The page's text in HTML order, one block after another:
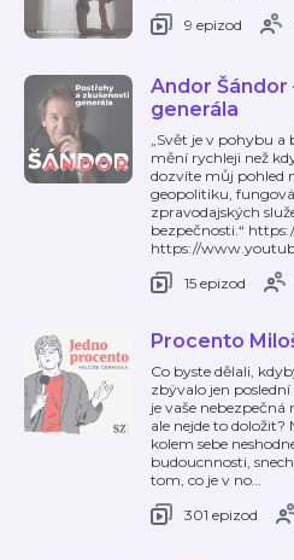
9 epizod
Andor Šándor
generála
„Svět je v pohybu a
mění rychleji než
dozvíte můj pohled
geopolitiku,
zpravodajských
bezpečnosti.“
https://
15 epizod
Procento
Co byste dělali,
zbývalo jen
je vaše
ale nejde to doložit?
kolem sebe
budoucnnosti,
tom, co je v no…
301 epizod